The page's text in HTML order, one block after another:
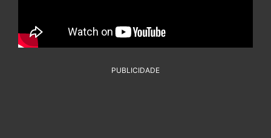
PUBLICIDADE